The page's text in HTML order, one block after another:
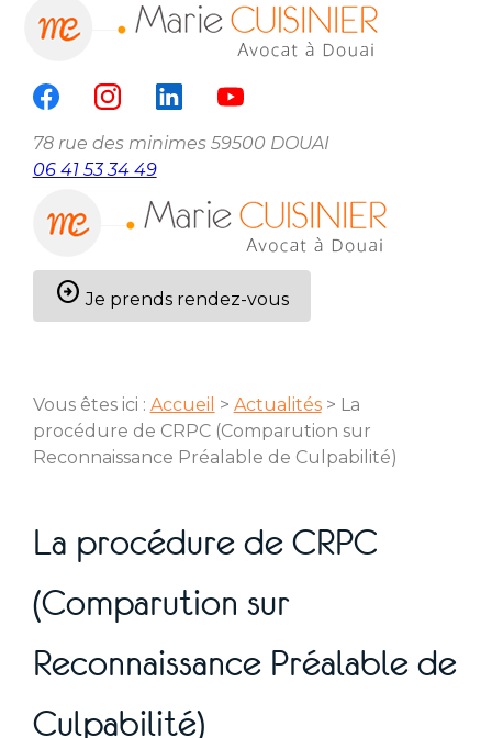
78 rue des minimes 59500 DOUAI
06 41 53 34 49
arrow_circle_right Je prends rendez-vous
Vous êtes ici : Accueil > Actualités> La
procédure de CRPC (Comparution sur
Reconnaissance Préalable de Culpabilité)
La procédure de CRPC
(Comparution sur
Reconnaissance Préalable de
Culpabilité)
Panneau de gestion des cookies